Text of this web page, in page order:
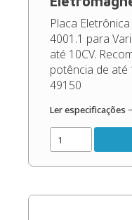
Placa
4001.1 para
até 10CV.
potência de
49150
Ler